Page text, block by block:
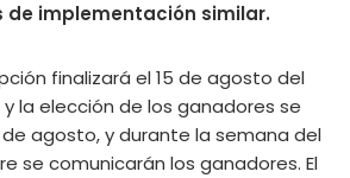
de implementación similar.
finalizará el 15 de agosto del
y la elección de los ganadores se
agosto, y durante la semana del
se comunicarán los ganadores. El